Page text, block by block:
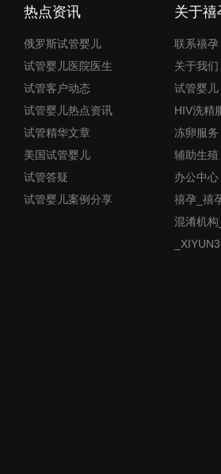
热点资讯
俄罗斯试管婴儿
试管婴儿医院医生
试管客户动态
试管婴儿热点资讯
试管精华文章
美国试管婴儿
试管答疑
试管婴儿案例分享
关于禧
联系禧孕
关于我们
试管婴儿
HIV洗精
冻卵服务
辅助生殖
办公中心
禧孕_禧
混淆机